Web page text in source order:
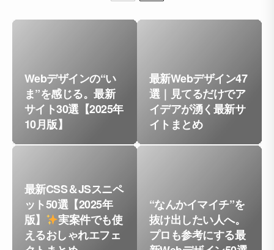
Webデザインの“い
ま”を感じる。最新
サイト30選【2025年
10月版】
最新Webデザイン47
選｜見てるだけでア
イデアが湧く最新サ
イトまとめ
最新CSS＆JSスニペ
ット50選【2025年
版】
実案件でも使
えるおしゃれエフェ
“なんかイマイチ”を
抜け出したい人へ。
プロも参考にする最